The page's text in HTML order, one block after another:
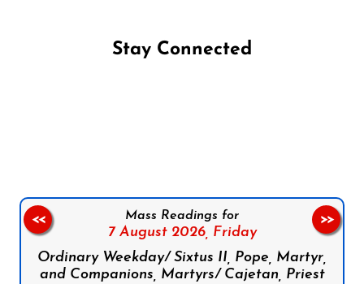
Stay Connected
Mass Readings for
7 August 2026, Friday
Ordinary Weekday/ Sixtus II, Pope, Martyr,
and Companions, Martyrs/ Cajetan, Priest
<< >>